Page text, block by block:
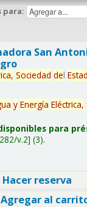
para:
San
Sociedad del
y Energía Eléctrica,
para
v.2 (3).
Hacer reserva
al